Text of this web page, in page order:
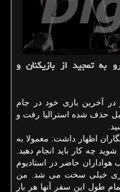
به تمجید از بازیكنان و
در آخرین بازی خود در جام
از قبل حذف شده استرالیا رفت و
اظهار داشت: معمولا به
چه كار باید انجام دهید.
هواداران حاضر در استادیوم
خیلی سخت می شد. من
طول این سفر آنها هر بار